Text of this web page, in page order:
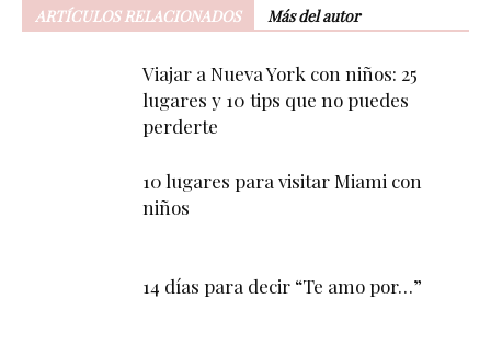
ARTÍCULOS RELACIONADOS Más del autor
Viajar a Nueva York con niños: 25
lugares y 10 tips que no puedes
perderte
10 lugares para visitar Miami con
niños
14 días para decir “Te amo por…”